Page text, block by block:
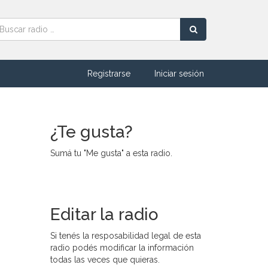
Registrarse Iniciar sesión
¿Te gusta?
Sumá tu "Me gusta" a esta radio.
Editar la radio
Si tenés la resposabilidad legal de esta
radio podés modificar la información
todas las veces que quieras.